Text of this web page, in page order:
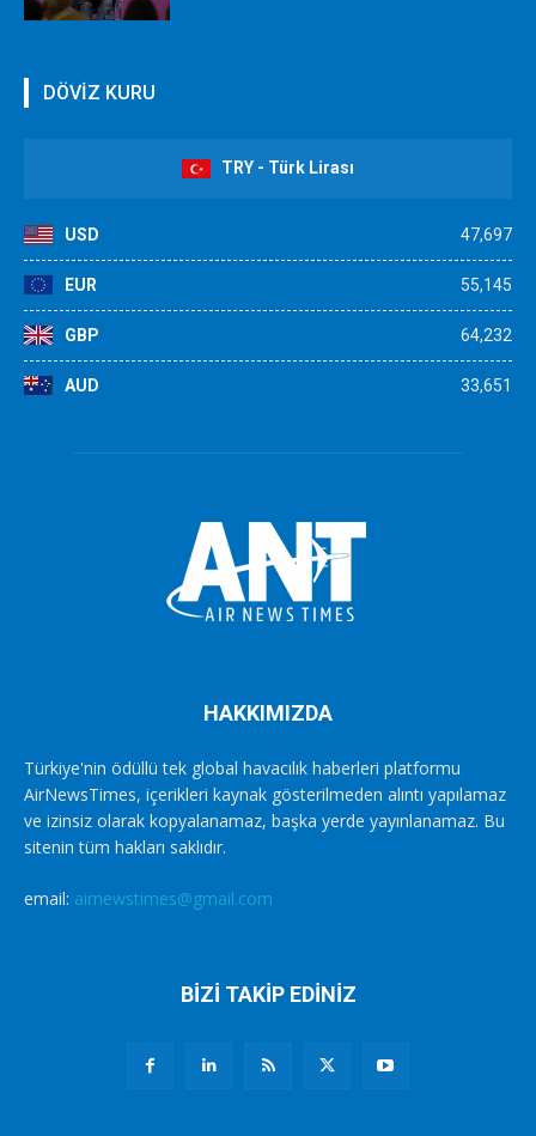
DÖVİZ KURU
TRY - Türk Lirası
USD 47,697
EUR 55,145
GBP 64,232
AUD 33,651
HAKKIMIZDA
Türkiye'nin ödüllü tek global havacılık haberleri platformu
AirNewsTimes, içerikleri kaynak gösterilmeden alıntı yapılamaz
ve izinsiz olarak kopyalanamaz, başka yerde yayınlanamaz. Bu
sitenin tüm hakları saklıdır.
email: airnewstimes@gmail.com
BİZİ TAKİP EDİNİZ